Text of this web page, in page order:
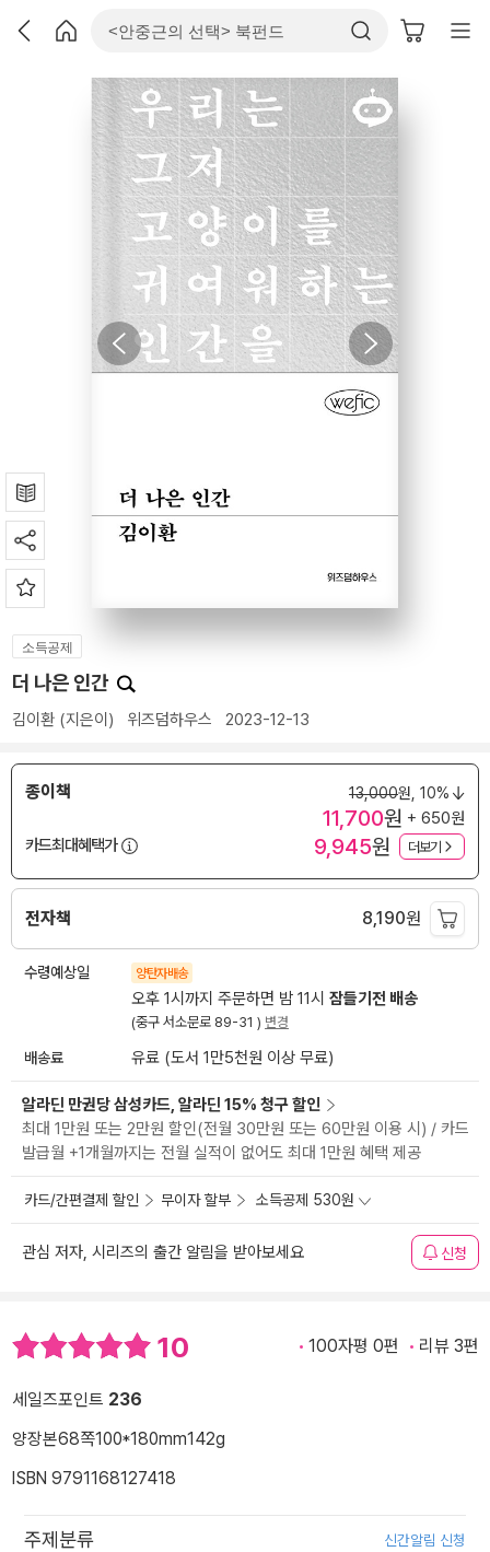
소득공제
더 나은 인간
김이환 (지은이) 위즈덤하우스 2023-12-13
종이책 13,000원, 10%
11,700원 + 650원
카드최대혜택가
9,945원 더보기
전자책 8,190원
수령예상일 양탄자배송
오후 1시까지 주문하면 밤 11시 잠들기전 배송
(중구 서소문로 89-31 ) 변경
배송료 유료 (도서 1만5천원 이상 무료)
알라딘 만권당 삼성카드, 알라딘 15% 청구 할인
최대 1만원 또는 2만원 할인(전월 30만원 또는 60만원 이용 시) / 카드
발급월 +1개월까지는 전월 실적이 없어도 최대 1만원 혜택 제공
카드/간편결제 할인 무이자 할부 소득공제 530원
관심 저자, 시리즈의 출간 알림을 받아보세요 신청
10 100자평 0편 리뷰 3편
세일즈포인트 236
양장본68쪽100*180mm142g
ISBN 9791168127418
주제분류 신간알림 신청